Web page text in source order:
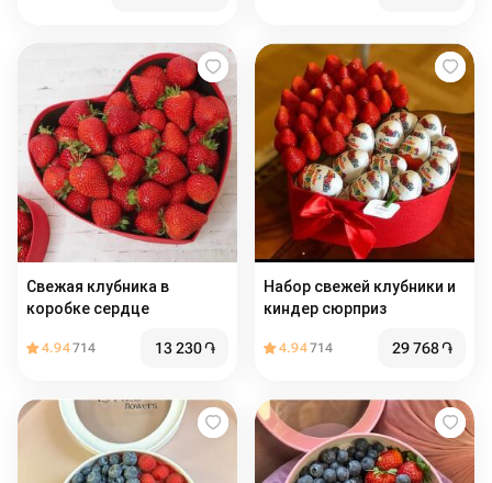
Свежая клубника в
коробке сердце
4.94714 13 230֏
Набор свежей клубники и
киндер сюрприз
4.94714 29 768֏